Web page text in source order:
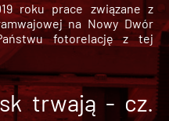
roku prace związane z
na Nowy Dwór
fotorelację z tej
trwają - cz.